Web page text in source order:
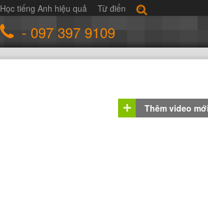
Học tiếng Anh hiệu quả Từ điển
- 097 397 9109
Thêm video mới